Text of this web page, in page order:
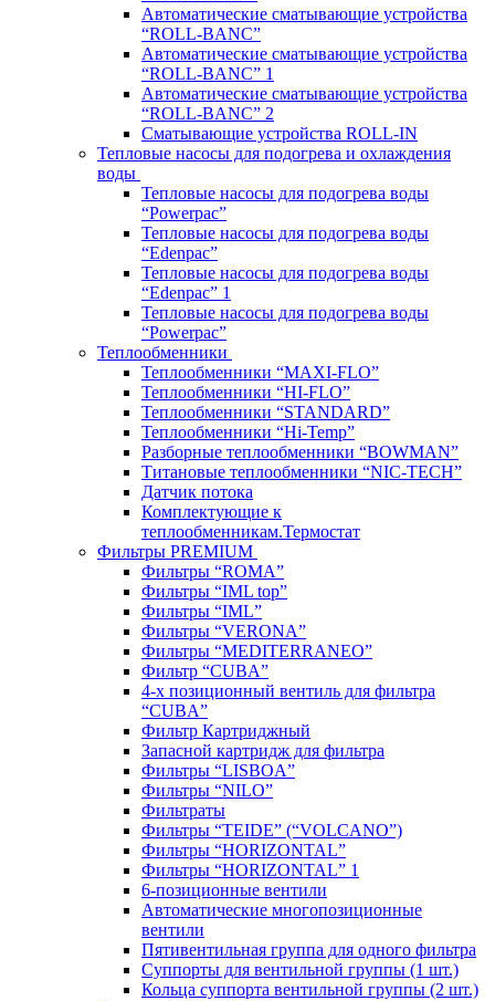
Автоматические сматывающие устройства
“ROLL-BANC”
Автоматические сматывающие устройства
“ROLL-BANC” 1
Автоматические сматывающие устройства
“ROLL-BANC” 2
Сматывающие устройства ROLL-IN
Тепловые насосы для подогрева и охлаждения
воды
Тепловые насосы для подогрева воды
“Powerpac”
Тепловые насосы для подогрева воды
“Edenpac”
Тепловые насосы для подогрева воды
“Edenpac” 1
Тепловые насосы для подогрева воды
“Powerpac”
Теплообменники
Теплообменники “MAXI-FLO”
Теплообменники “HI-FLO”
Теплообменники “STANDARD”
Теплообменники “Hi-Temp”
Разборные теплообменники “BOWMAN”
Титановые теплообменники “NIC-TECH”
Датчик потока
Комплектующие к
теплообменникам.Термостат
Фильтры PREMIUM
Фильтры “ROMA”
Фильтры “IML top”
Фильтры “IML”
Фильтры “VERONA”
Фильтры “MEDITERRANEO”
Фильтр “CUBA”
4-х позиционный вентиль для фильтра
“CUBA”
Фильтр Картриджный
Запасной картридж для фильтра
Фильтры “LISBOA”
Фильтры “NILO”
Фильтраты
Фильтры “TEIDE” (“VOLСANO”)
Фильтры “HORIZONTAL”
Фильтры “HORIZONTAL” 1
6-позиционные вентили
Автоматические многопозиционные
вентили
Пятивентильная группа для одного фильтра
Суппорты для вентильной группы (1 шт.)
Кольца суппорта вентильной группы (2 шт.)